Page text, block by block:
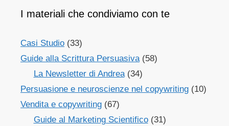
I materiali che condiviamo con te
Casi Studio (33)
Guide alla Scrittura Persuasiva(58)
La Newsletter di Andrea(34)
Persuasione e neuroscienze nel copywriting (10)
Vendita e copywriting (67)
Guide al Marketing Scientifico(31)